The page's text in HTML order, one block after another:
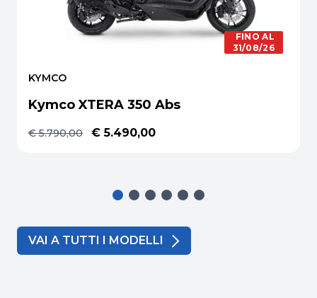
FINO AL
31/08/26
KYMCO
Kymco XTERA 350 Abs
€ 5.790,00 € 5.490,00
VAI A TUTTI I MODELLI